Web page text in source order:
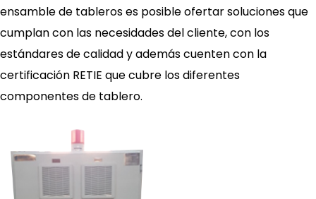
ensamble de tableros es posible ofertar soluciones que
cumplan con las necesidades del cliente, con los
estándares de calidad y además cuenten con la
certificación RETIE que cubre los diferentes
componentes de tablero.